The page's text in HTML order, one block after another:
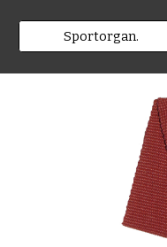
Sportorgan.